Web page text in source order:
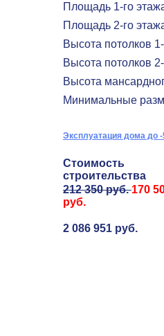
Площадь 1-го
Площадь 2-го
Высота потолков
Высота потолков
Высота
Минимальные
Эксплуатация дома до
Стоимость
строительства
212 350 руб.170
руб.
2 086 951 руб.